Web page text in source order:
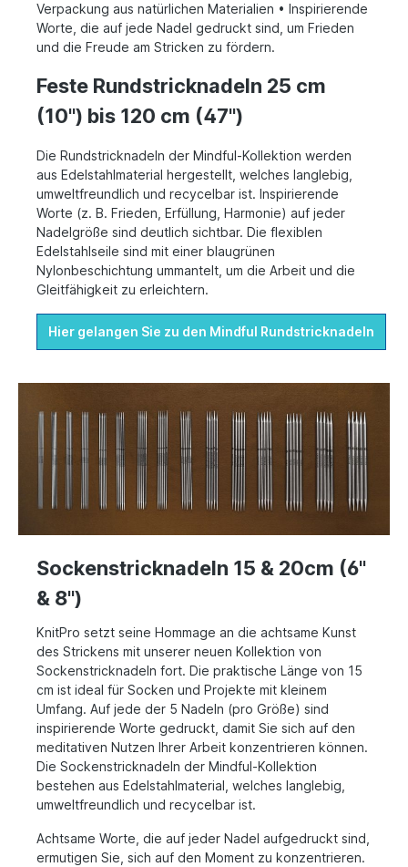
Verpackung aus natürlichen Materialien • Inspirierende
Worte, die auf jede Nadel gedruckt sind, um Frieden
und die Freude am Stricken zu fördern.
Feste Rundstricknadeln 25 cm
(10") bis 120 cm (47")
Die Rundstricknadeln der Mindful-Kollektion werden
aus Edelstahlmaterial hergestellt, welches langlebig,
umweltfreundlich und recycelbar ist. Inspirierende
Worte (z. B. Frieden, Erfüllung, Harmonie) auf jeder
Nadelgröße sind deutlich sichtbar. Die flexiblen
Edelstahlseile sind mit einer blaugrünen
Nylonbeschichtung ummantelt, um die Arbeit und die
Gleitfähigkeit zu erleichtern.
Hier gelangen Sie zu den Mindful Rundstricknadeln
Sockenstricknadeln 15 & 20cm (6"
& 8")
KnitPro setzt seine Hommage an die achtsame Kunst
des Strickens mit unserer neuen Kollektion von
Sockenstricknadeln fort. Die praktische Länge von 15
cm ist ideal für Socken und Projekte mit kleinem
Umfang. Auf jede der 5 Nadeln (pro Größe) sind
inspirierende Worte gedruckt, damit Sie sich auf den
meditativen Nutzen Ihrer Arbeit konzentrieren können.
Die Sockenstricknadeln der Mindful-Kollektion
bestehen aus Edelstahlmaterial, welches langlebig,
umweltfreundlich und recycelbar ist.
Achtsame Worte, die auf jeder Nadel aufgedruckt sind,
ermutigen Sie, sich auf den Moment zu konzentrieren.